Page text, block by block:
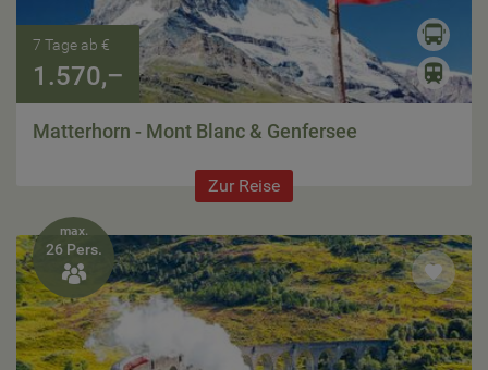
7 Tage ab €
1.570,–
Matterhorn - Mont Blanc & Genfersee
Zur Reise
max.
26 Pers.
